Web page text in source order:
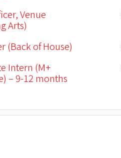
Venue
Arts)
(Back of House)
Intern (M+
– 9-12 months